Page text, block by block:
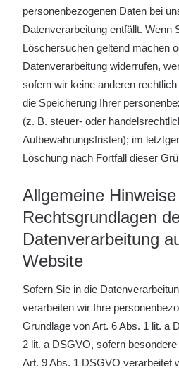
personenbezogenen Daten bei
Datenverarbeitung entfällt. Wenn
Löschersuchen geltend machen
Datenverarbeitung widerrufen,
sofern wir keine anderen
die Speicherung Ihrer
(z. B. steuer- oder
Aufbewahrungsfristen); im
Löschung nach Fortfall dieser
Allgemeine
Rechtsgrundlagen
Datenverarbeitung
Website
Sofern Sie in die
verarbeiten wir Ihre
Grundlage von Art. 6 Abs. 1 lit. a
2 lit. a DSGVO, sofern
Art. 9 Abs. 1 DSGVO verarbeitet